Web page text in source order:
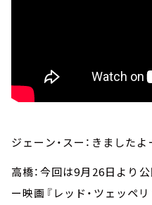
ジェーン・スー：きましたよ
高橋：今回は9月26日より
ー映画『レッド・ツェッペ